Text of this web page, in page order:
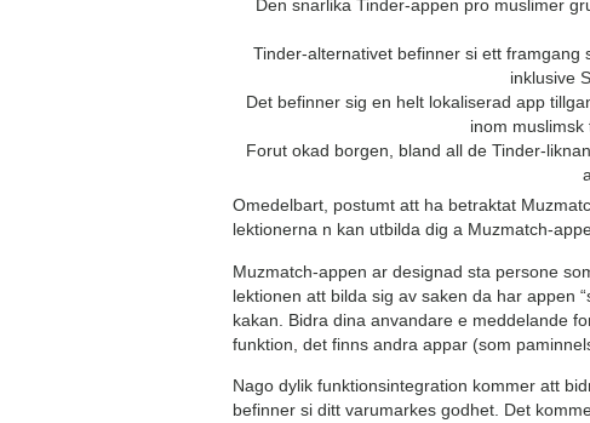
Den snarlika Tinder-appen pro muslimer
Tinder-alternativet befinner si ett
inklusive
Det befinner sig en helt lokaliserad app
inom
Forut okad borgen, bland all de Tinder-
Omedelbart, postumt att ha betraktat
lektionerna n kan utbilda dig a Muzmatch-
Muzmatch-appen ar designad sta persone
lektionen att bilda sig av saken da har appen
kakan. Bidra dina anvandare e meddelande
funktion, det finns andra appar (som
Nago dylik funktionsintegration kommer att
befinner si ditt varumarkes godhet. Det